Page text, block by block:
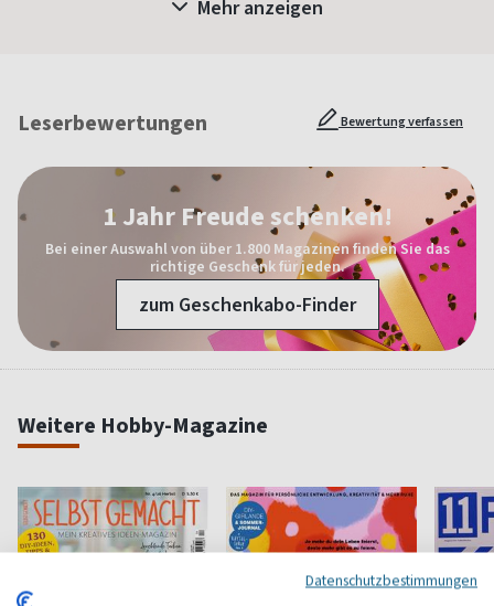
Mehr anzeigen
Leserbewertungen Bewertung verfassen
1 Jahr Freude schenken!
Bei einer Auswahl von über 1.800 Magazinen finden Sie das
richtige Geschenk für jeden.
zum Geschenkabo-Finder
Weitere Hobby-Magazine
Datenschutzbestimmungen